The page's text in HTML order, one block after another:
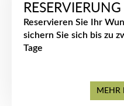
RESERVIERUNG
Reservieren Sie Ihr
sichern Sie sich bis zu
Tage
MEHR